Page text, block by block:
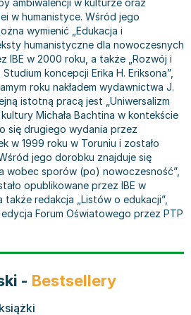
bankowość
i listy
- książki
i dramaty
i technikum
i technikum
liceum i technikum
i technikum
zawodowej
zawodowej
zawodowej
zawodowej
lat
do 2 lat
naklejania do 2 lat
niemowląt
dzieci do 2 lat - książki
Polska
Świat
- Polska
związki
ambiwalencji w kulturze oraz
w humanistyce. Wśród jego
wymienić „Edukacja i
humanistyczne dla nowoczesnych
IBE w 2000 roku, a także „Rozwój i
koncepcji Erika H. Eriksona”,
roku nakładem wydawnictwa J.
istotną pracą jest „Uniwersalizm
Michała Bachtina w kontekście
się drugiego wydania przez
w 1999 roku w Toruniu i zostało
jego dorobku znajduje się
wobec sporów (po) nowoczesność”,
opublikowane przez IBE w
także redakcja „Listów o edukacji”,
Forum Oświatowego przez PTP
- Bestsellery